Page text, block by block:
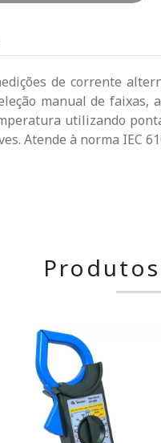
de corrente
manual de
utilizando
Atende à norma IEC